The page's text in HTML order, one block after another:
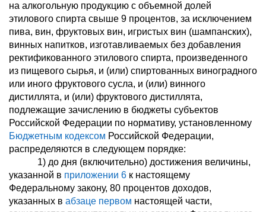
на алкогольную продукцию с объемной долей
этилового спирта свыше 9 процентов, за исключением
пива, вин, фруктовых вин, игристых вин (шампанских),
винных напитков, изготавливаемых без добавления
ректификованного этилового спирта, произведенного
из пищевого сырья, и (или) спиртованных виноградного
или иного фруктового сусла, и (или) винного
дистиллята, и (или) фруктового дистиллята,
подлежащие зачислению в бюджеты субъектов
Российской Федерации по нормативу, установленному
Бюджетным кодексом Российской Федерации,
распределяются в следующем порядке:
1) до дня (включительно) достижения величины,
указанной в приложении 6 к настоящему
Федеральному закону, 80 процентов доходов,
указанных в абзаце первом настоящей части,